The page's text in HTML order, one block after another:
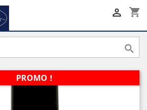
shopping_cart


PROMO !